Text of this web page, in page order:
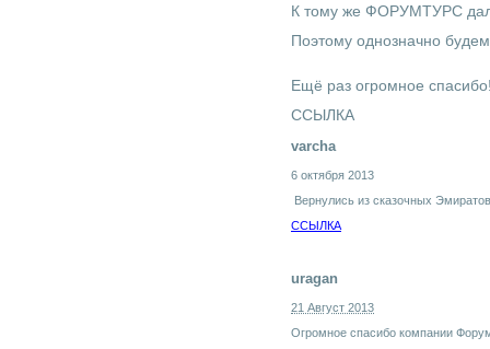
К тому же ФОРУМТУРС дал
Поэтому однозначно
Ещё раз огромное
ССЫЛКА
varcha
6 октября 2013
Вернулись из сказочных
ССЫЛКА
uragan
21 Август 2013
Огромное спасибо компании